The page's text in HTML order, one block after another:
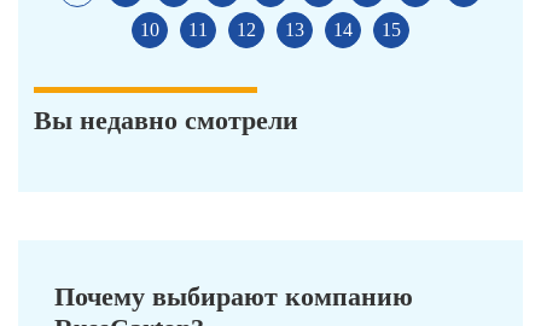
10
11 12 13 14 15
Вы недавно смотрели
Почему выбирают компанию